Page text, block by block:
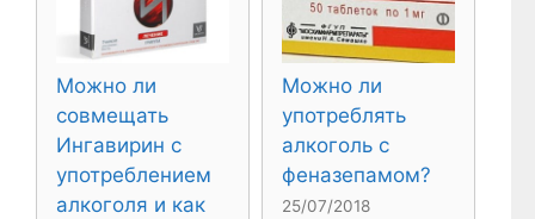
Можно ли
совмещать
Ингавирин с
употреблением
алкоголя и как
Можно ли
употреблять
алкоголь с
феназепамом?
25/07/2018